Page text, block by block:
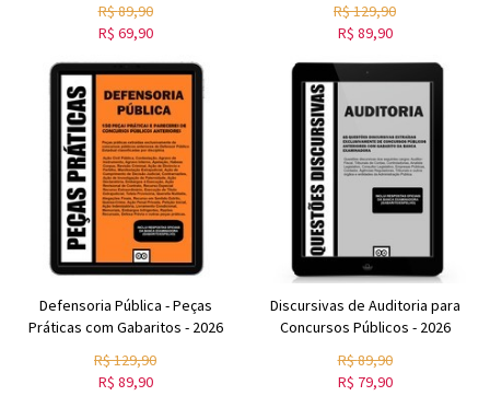
R$89,90
R$ 69,90
R$129,90
R$ 89,90
Defensoria Pública - Peças
Práticas com Gabaritos - 2026
R$129,90
R$ 89,90
Discursivas de Auditoria para
Concursos Públicos - 2026
R$89,90
R$ 79,90